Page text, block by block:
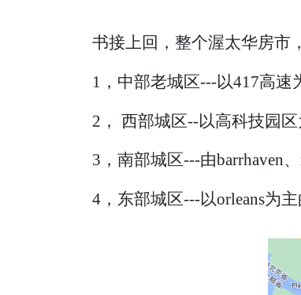
书接上回，整个渥太华房市
1，中部老城区---以417高速
2， 西部城区--以高科技园
3，南部城区---由barrhaven
4，东部城区---以orleans为